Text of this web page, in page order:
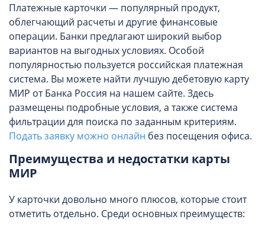
Платежные карточки — популярный продукт,
облегчающий расчеты и другие финансовые
операции. Банки предлагают широкий выбор
вариантов на выгодных условиях. Особой
популярностью пользуется российская платежная
система. Вы можете найти лучшую дебетовую карту
МИР от Банка Россия на нашем сайте. Здесь
размещены подробные условия, а также система
фильтрации для поиска по заданным критериям.
Подать заявку можно онлайн без посещения офиса.
Преимущества и недостатки карты
МИР
У карточки довольно много плюсов, которые стоит
отметить отдельно. Среди основных преимуществ: